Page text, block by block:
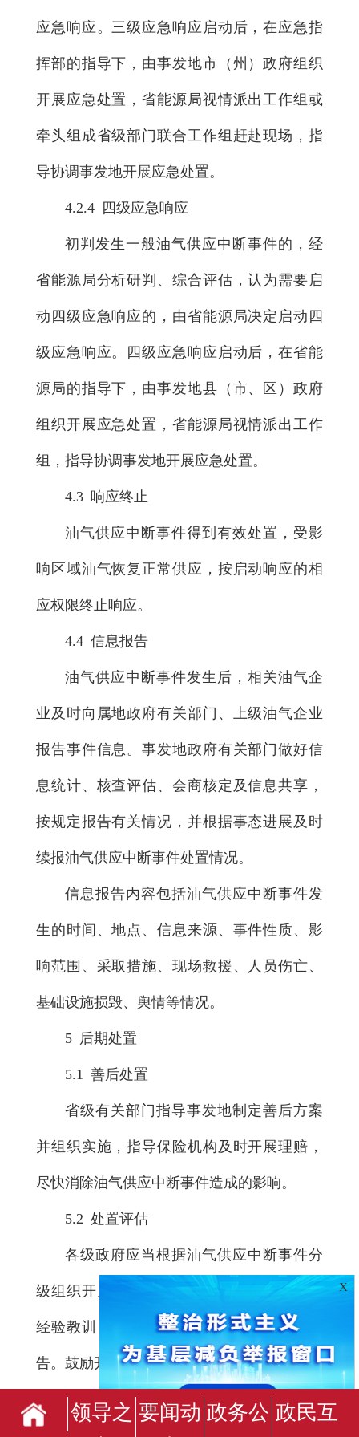
应急响应。三级应急响应启动后，在应急指
挥部的指导下，由事发地市（州）政府组织
开展应急处置，省能源局视情派出工作组或
牵头组成省级部门联合工作组赶赴现场，指
导协调事发地开展应急处置。
4.2.4 四级应急响应
初判发生一般油气供应中断事件的，经
省能源局分析研判、综合评估，认为需要启
动四级应急响应的，由省能源局决定启动四
级应急响应。四级应急响应启动后，在省能
源局的指导下，由事发地县（市、区）政府
组织开展应急处置，省能源局视情派出工作
组，指导协调事发地开展应急处置。
4.3 响应终止
油气供应中断事件得到有效处置，受影
响区域油气恢复正常供应，按启动响应的相
应权限终止响应。
4.4 信息报告
油气供应中断事件发生后，相关油气企
业及时向属地政府有关部门、上级油气企业
报告事件信息。事发地政府有关部门做好信
息统计、核查评估、会商核定及信息共享，
按规定报告有关情况，并根据事态进展及时
续报油气供应中断事件处置情况。
信息报告内容包括油气供应中断事件发
生的时间、地点、信息来源、事件性质、影
响范围、采取措施、现场救援、人员伤亡、
基础设施损毁、舆情等情况。
5 后期处置
5.1 善后处置
省级有关部门指导事发地制定善后方案
并组织实施，指导保险机构及时开展理赔，
尽快消除油气供应中断事件造成的影响。
5.2 处置评估
各级政府应当根据油气供应中断事件分
级组织开展评估工作，分析查找原因，总结
经验教训，提出改进措施，形成处置评估报
告。鼓励开展第三方评估。
6 保障措施
领导之 要闻动 政务公 政民互
X